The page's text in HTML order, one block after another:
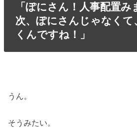
「ぽにさん！人事配置み
次、ぽにさんじゃなくて
くんですね！」
うん。
そうみたい。